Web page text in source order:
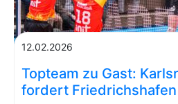
12.02.2026
Topteam zu Gast:
fordert Friedrichshafen